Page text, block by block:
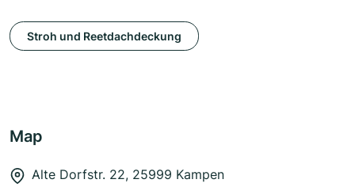
Stroh und Reetdachdeckung
Map
Alte Dorfstr. 22, 25999 Kampen